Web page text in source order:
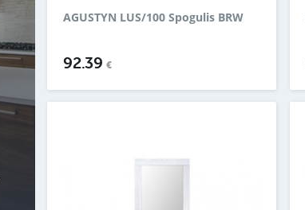
AGUSTYN LUS/100 Spogulis BRW
92.39 €